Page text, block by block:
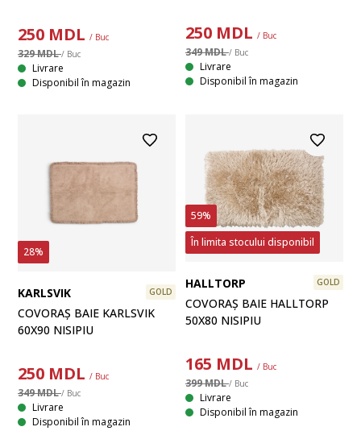
250 MDL / Buc
329 MDL/ Buc
Livrare
Disponibil în magazin
250 MDL / Buc
349 MDL/ Buc
Livrare
Disponibil în magazin
28%
KARLSVIK GOLD
COVORAȘ BAIE KARLSVIK
60X90 NISIPIU
250 MDL / Buc
349 MDL/ Buc
Livrare
Disponibil în magazin
59%
În limita stocului disponibil
HALLTORP GOLD
COVORAȘ BAIE HALLTORP
50X80 NISIPIU
165 MDL / Buc
399 MDL/ Buc
Livrare
Disponibil în magazin